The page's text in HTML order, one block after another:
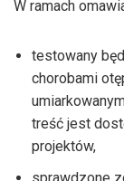
W ramach
testowany
chorobami
treść jest
projektów,